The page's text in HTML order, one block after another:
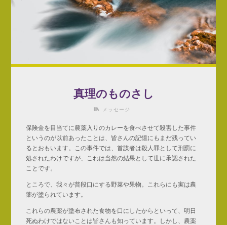
真理のものさし
メッセージ
保険金を目当てに農薬入りのカレーを食べさせて殺害した事件
というのが以前あったことは、皆さんの記憶にもまだ残ってい
るとおもいます。この事件では、首謀者は殺人罪として刑罰に
処されたわけですが、これは当然の結果として世に承認された
ことです。
ところで、我々が普段口にする野菜や果物。これらにも実は農
薬が塗られています。
これらの農薬が塗布された食物を口にしたからといって、明日
死ぬわけではないことは皆さんも知っています。しかし、農薬